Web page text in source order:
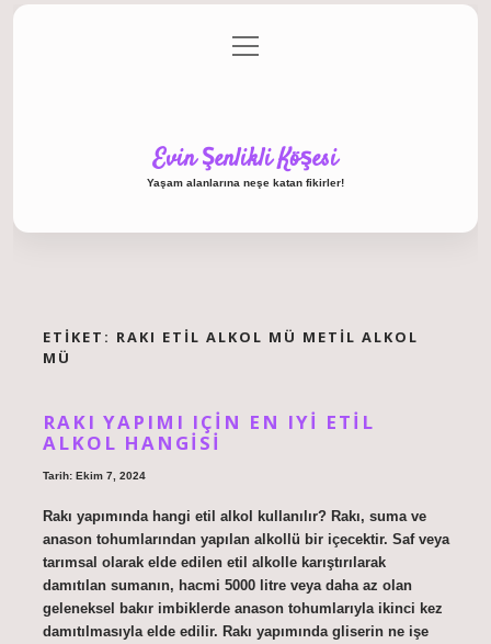
Gizlilik Politikası
menüyü
aç
Evin Şenlikli Köşesi
Yaşam alanlarına neşe katan fikirler!
ETIKET: RAKI ETIL ALKOL MÜ METIL ALKOL
MÜ
RAKI YAPIMI IÇIN EN IYI ETIL
ALKOL HANGISI
Tarih: Ekim 7, 2024
Rakı yapımında hangi etil alkol kullanılır? Rakı, suma ve
anason tohumlarından yapılan alkollü bir içecektir. Saf veya
tarımsal olarak elde edilen etil alkolle karıştırılarak
damıtılan sumanın, hacmi 5000 litre veya daha az olan
geleneksel bakır imbiklerde anason tohumlarıyla ikinci kez
damıtılmasıyla elde edilir. Rakı yapımında gliserin ne işe